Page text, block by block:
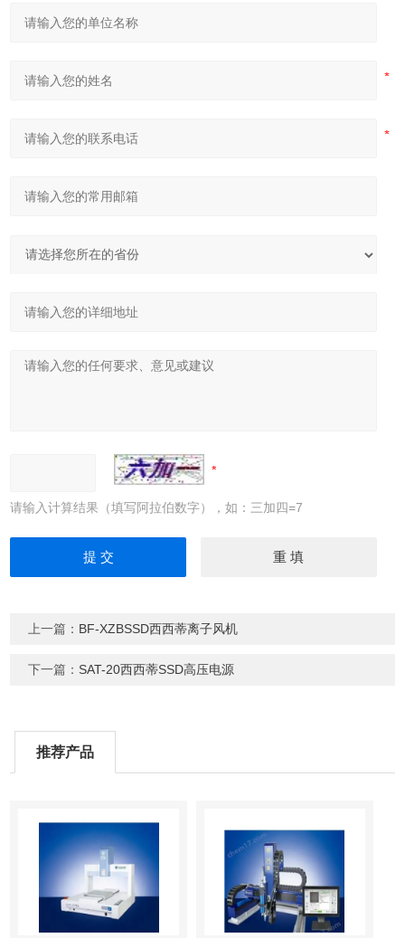
请输入计算结果（填写阿拉伯数字），如：三加四=7
上一篇： BF-XZBSSD西西蒂离子风机
下一篇： SAT-20西西蒂SSD高压电源
推荐产品